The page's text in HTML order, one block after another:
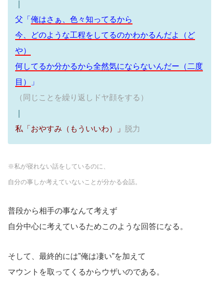
父「 俺はさぁ、色々知ってるから
今、どのような工程をしてるのかわかるんだよ（ど
や）
何してるか分かるから全然気にならないんだー（二度
目）
」
（同じことを繰り返しドヤ顔をする）
私「おやすみ（もういいわ）」
脱力
※私が寝れない話をしているのに、
自分の事しか考えていないことが分かる会話。
普段から相手の事なんて考えず
自分中心に考えているためこのような回答になる。
そして、最終的には”俺は凄い”を加えて
マウントを取ってくるからウザいのである。